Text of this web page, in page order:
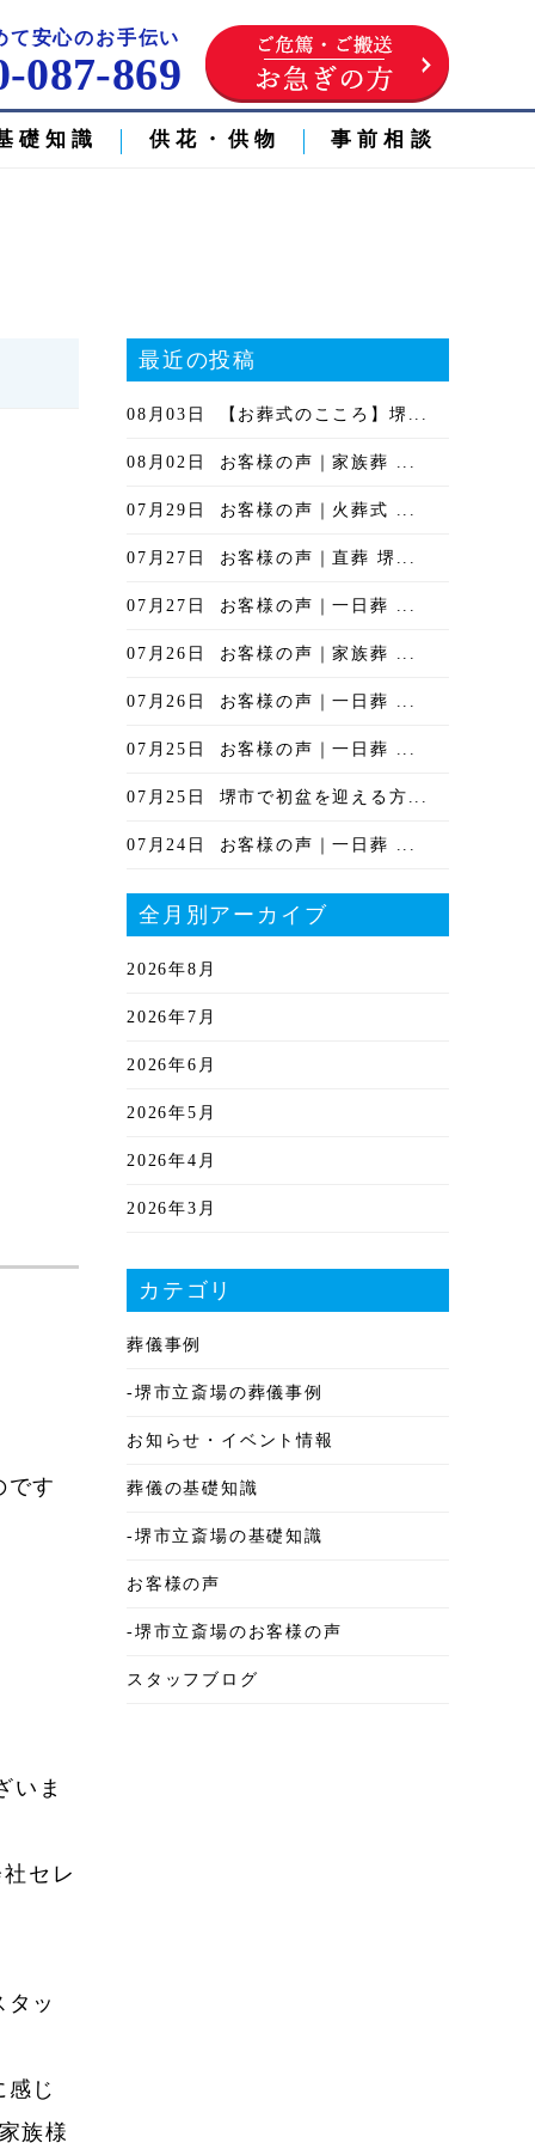
て安心のお手伝い
087-869
礎知識 供花・供物 事前相談
す
いま
セレ
ッ
じ
族様
最近の投稿
08月03日 【お葬式のこころ】堺...
08月02日 お客様の声｜家族葬 ...
07月29日 お客様の声｜火葬式 ...
07月27日 お客様の声｜直葬 堺...
07月27日 お客様の声｜一日葬 ...
07月26日 お客様の声｜家族葬 ...
07月26日 お客様の声｜一日葬 ...
07月25日 お客様の声｜一日葬 ...
07月25日 堺市で初盆を迎える方...
07月24日 お客様の声｜一日葬 ...
全月別アーカイブ
2026年8月
2026年7月
2026年6月
2026年5月
2026年4月
2026年3月
2026年1月
2025年12月
2025年11月
2025年10月
2025年9月
2025年8月
2025年7月
2025年6月
2025年5月
カテゴリ
葬儀事例
-堺市立斎場の葬儀事例
お知らせ・イベント情報
葬儀の基礎知識
-堺市立斎場の基礎知識
お客様の声
-堺市立斎場のお客様の声
スタッフブログ